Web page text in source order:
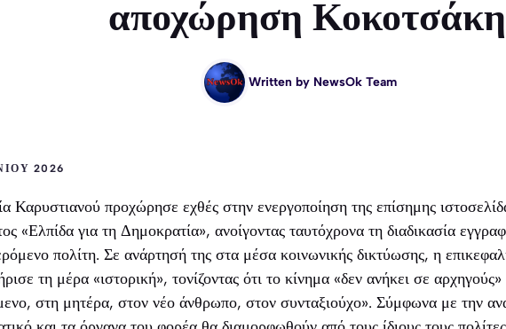
αποχώρηση Κοκοτσάκη
Written by NewsOk Team
2026
Καρυστιανού προχώρησε εχθές στην ενεργοποίηση της επίσημης
«Ελπίδα για τη Δημοκρατία», ανοίγοντας ταυτόχρονα τη διαδικασία
πολίτη. Σε ανάρτησή της στα μέσα κοινωνικής δικτύωσης, η
τη μέρα «ιστορική», τονίζοντας ότι το κίνημα «δεν ανήκει σε
στη μητέρα, στον νέο άνθρωπο, στον συνταξιούχο». Σύμφωνα με την